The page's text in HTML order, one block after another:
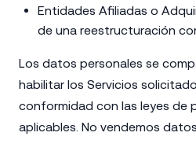
Entidades Afiliadas o
de una reestructuración
Los datos personales se
habilitar los Servicios
conformidad con las leyes de
aplicables. No vendemos